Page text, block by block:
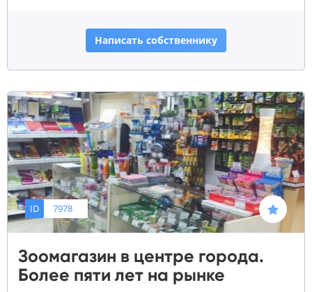
Написать собственнику
ID 7978
Зоомагазин в центре города.
Более пяти лет на рынке